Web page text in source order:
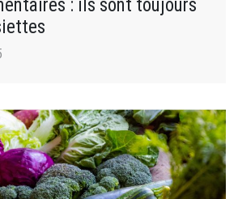
: ils sont toujours